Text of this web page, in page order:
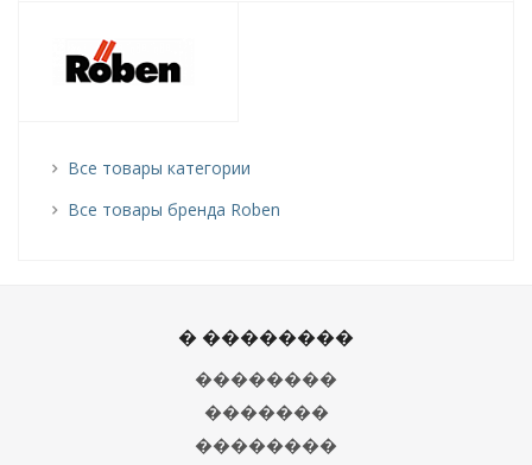
Все товары категории
Все товары бренда Roben
� ��������
��������
�������
��������